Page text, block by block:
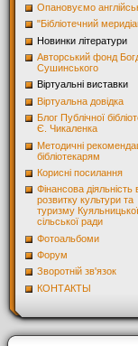
Опановуємо
"Бібліотечний
Новинки літератури
Авторський фонд
Сушинського
Віртуальні виставки
Віртуальна довідка
Блог Публічної
Є. Чикаленка
Методичні
бібліотекарям
Корисні посилання
Фінансова діяльність
розвитку культури та
туризму Куяльницької
сільської ради
Фотоальбоми
Форум
Зворотній зв'язок
КОНТАКТЫ